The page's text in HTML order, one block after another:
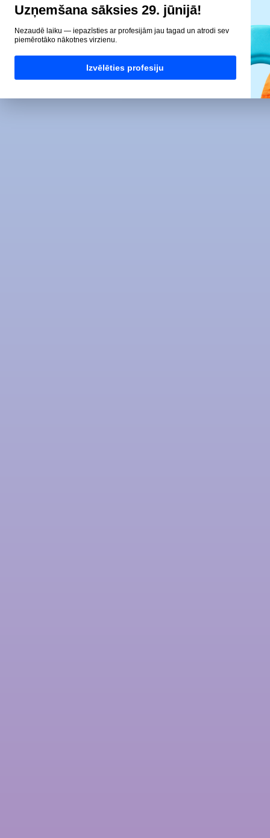
Uzņemšana sāksies 29. jūnijā!
Nezaudē laiku — iepazīsties ar profesijām jau tagad un atrodi sev
piemērotāko nākotnes virzienu.
Izvēlēties profesiju